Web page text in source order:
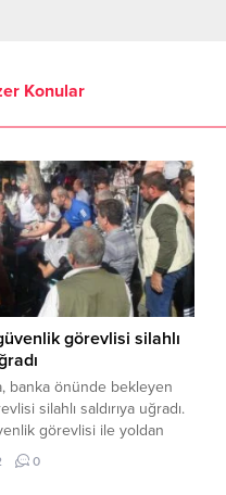
Konular
görevlisi silahlı
banka önünde bekleyen
silahlı saldırıya uğradı.
görevlisi ile yoldan
Alınan bilgiye
saatlerinde Kapcami
0